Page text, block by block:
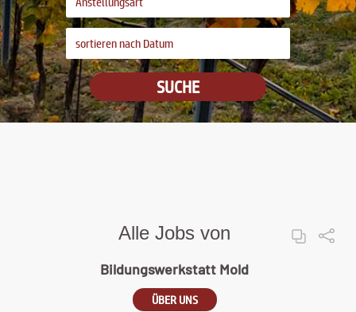
SUCHE
Alle Jobs von
Bildungswerkstatt Mold
ÜBER UNS